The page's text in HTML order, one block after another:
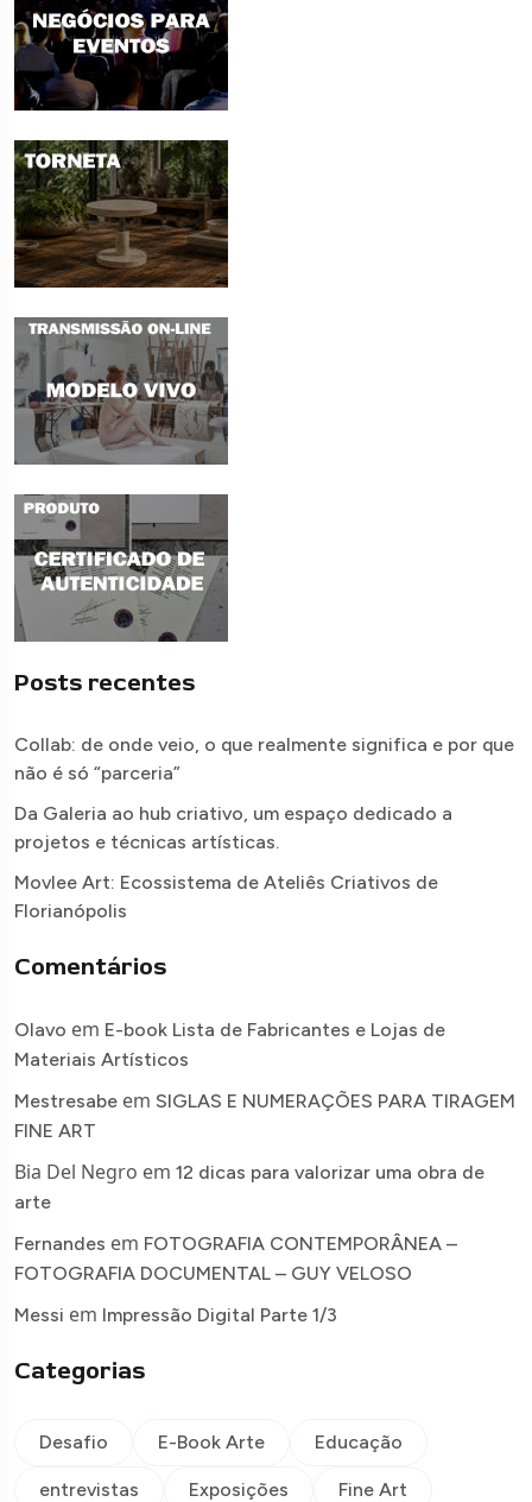
Posts recentes
Collab: de onde veio, o que realmente significa e por que
não é só “parceria”
Da Galeria ao hub criativo, um espaço dedicado a
projetos e técnicas artísticas.
Movlee Art: Ecossistema de Ateliês Criativos de
Florianópolis
Comentários
Olavo em E-book Lista de Fabricantes e Lojas de
Materiais Artísticos
Mestresabe em SIGLAS E NUMERAÇÕES PARA TIRAGEM
FINE ART
Bia Del Negro em 12 dicas para valorizar uma obra de
arte
Fernandes em FOTOGRAFIA CONTEMPORÂNEA –
FOTOGRAFIA DOCUMENTAL – GUY VELOSO
Messi em Impressão Digital Parte 1/3
Categorias
Desafio E-Book Arte Educação
entrevistas Exposições Fine Art